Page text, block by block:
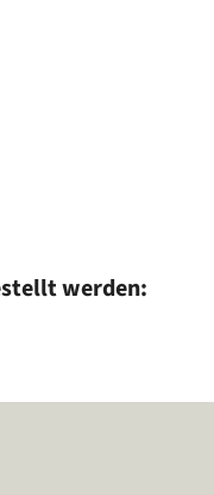
werden